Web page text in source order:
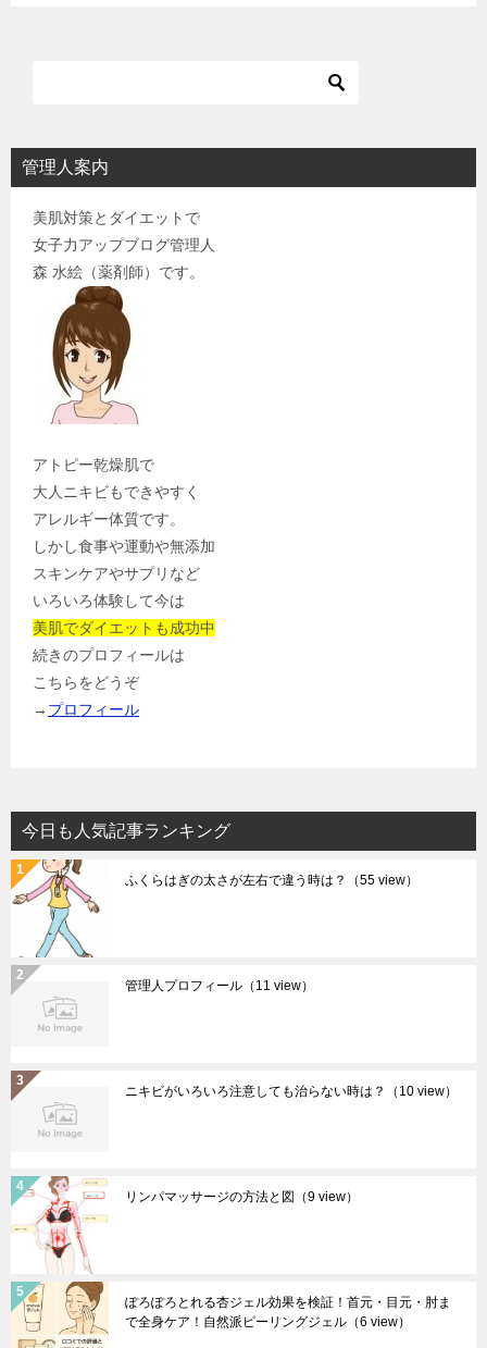
管理人案内
美肌対策とダイエットで
女子力アップブログ管理人
森 水絵（薬剤師）です。
アトピー乾燥肌で
大人ニキビもできやすく
アレルギー体質です。
しかし食事や運動や無添加
スキンケアやサプリなど
いろいろ体験して今は
美肌でダイエットも成功中
続きのプロフィールは
こちらをどうぞ
→ プロフィール
今日も人気記事ランキング
ふくらはぎの太さが左右で違う時は？ （55 view）
管理人プロフィール （11 view）
ニキビがいろいろ注意しても治らない時は？ （10 view）
リンパマッサージの方法と図 （9 view）
ぽろぽろとれる杏ジェル効果を検証！首元・目元・肘ま
で全身ケア！自然派ピーリングジェル （6 view）